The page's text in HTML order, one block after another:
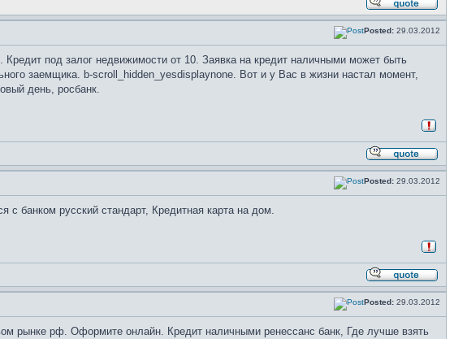
Posted: 29.03.2012
под залог недвижимости от 10. Заявка на кредит наличными может быть
заемщика. b-scroll_hidden_yesdisplaynone. Вот и у Вас в жизни настал момент,
день, росбанк.
Posted: 29.03.2012
с банком русский стандарт, Кредитная карта на дом.
Posted: 29.03.2012
рынке рф. Оформите онлайн. Кредит наличными ренессанс банк, Где лучше взять